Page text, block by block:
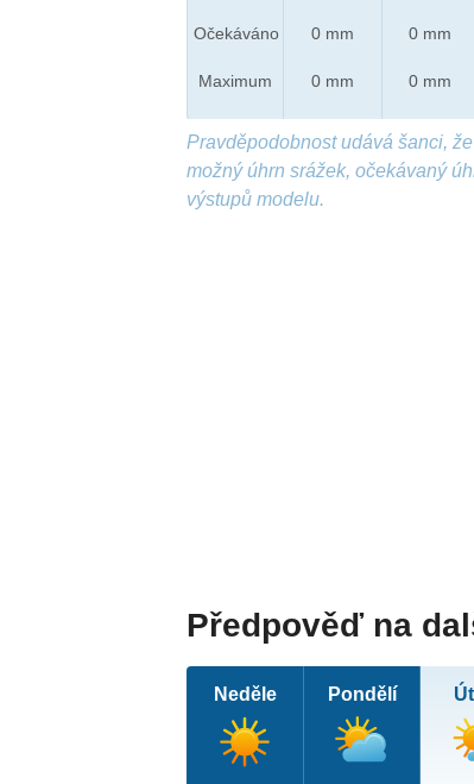
Očekáváno
Maximum
0 mm
0 mm
0 mm
0 mm
Pravděpodobnost udává šanci,
možný úhrn srážek, očekávaný
výstupů modelu.
Předpověď na
Neděle Pondělí